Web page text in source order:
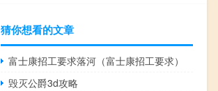
猜你想看的文章
富士康招工要求落河（富士康招工要求）
毁灭公爵3d攻略